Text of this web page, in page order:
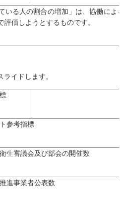
いる人の割合の増加」は、協働によ
価しようとするものです。
イドします。
参考指標
生審議会及び部会の開催数
進事業者公表数